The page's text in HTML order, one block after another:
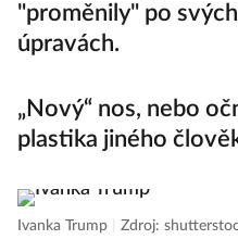
"proměnily" po
úpravách.
„Nový“ nos, nebo
plastika jiného
Ivanka Trump Zdroj: